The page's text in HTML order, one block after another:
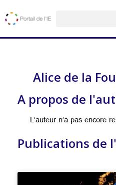
Alice de la
A propos de
L’auteur n’a pas encore
Publications de